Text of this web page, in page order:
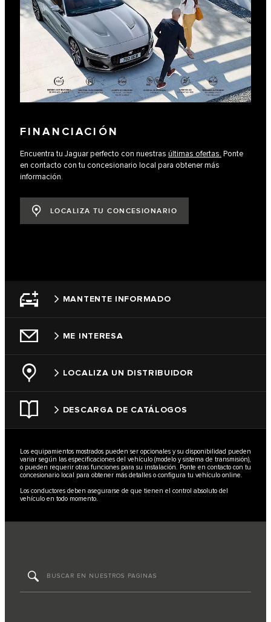
FINANCIACIÓN
Encuentra tu Jaguar perfecto con nuestras últimas ofertas. Ponte
en contacto con tu concesionario local para obtener más
información.
LOCALIZA TU CONCESIONARIO
MANTENTE INFORMADO
ME INTERESA
LOCALIZA UN DISTRIBUIDOR
DESCARGA DE CATÁLOGOS
Los equipamientos mostrados pueden ser opcionales y su disponibilidad pueden
variar según las especificaciones del vehículo (modelo y sistema de transmisión),
o pueden requerir otras funciones para su instalación. Ponte en contacto con tu
concesionario local para obtener más detalles o configura tu vehículo online.
Los conductores deben asegurarse de que tienen el control absoluto del
vehículo en todo momento.